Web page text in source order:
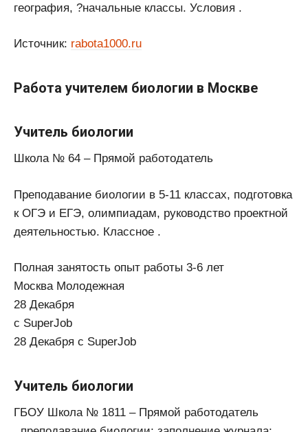
география, ?начальные классы. Условия .
Источник: rabota1000.ru
Работа учителем биологии в Москве
Учитель биологии
Школа № 64 – Прямой работодатель
Преподавание биологии в 5-11 классах, подготовка
к ОГЭ и ЕГЭ, олимпиадам, руководство проектной
деятельностью. Классное .
Полная занятость опыт работы 3-6 лет
Москва Молодежная
28 Декабря
с SuperJob
28 Декабря с SuperJob
Учитель биологии
ГБОУ Школа № 1811 – Прямой работодатель